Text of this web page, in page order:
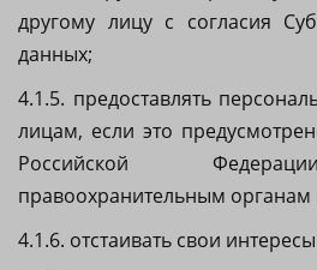
другому лицу с согласия
данных;
4.1.5. предоставлять
лицам, если это
Российской
правоохранительным органам
4.1.6. отстаивать свои